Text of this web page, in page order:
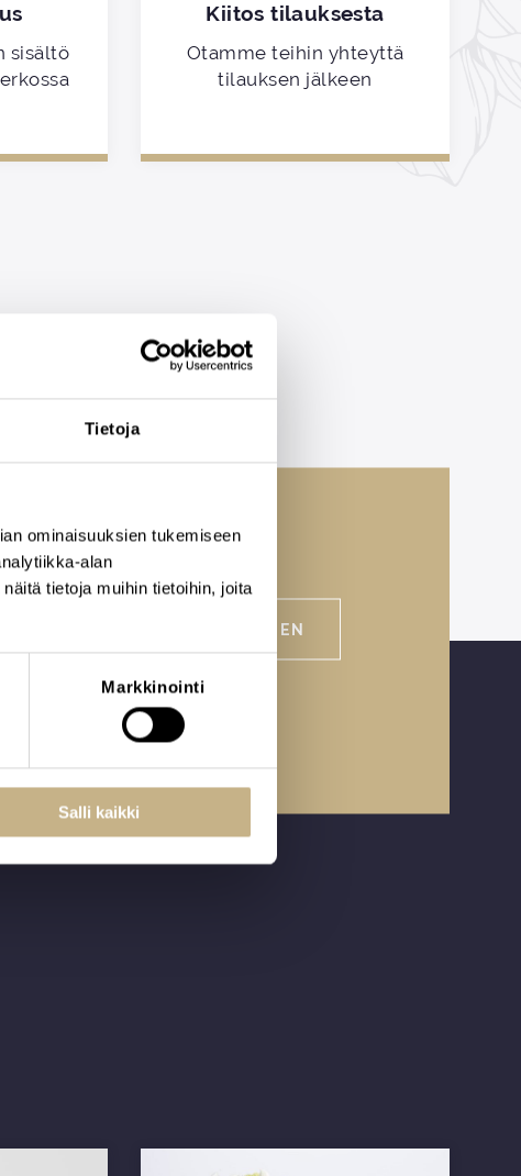
Tietoja
ominaisuuksien tukemiseen
alan
tietoja muihin tietoihin, joita
Markkinointi
Salli kaikki
sisältö
Kiitos tilauksesta
Otamme teihin yhteyttä
tilauksen jälkeen
VARAA AIKA TAPAAMISEEN